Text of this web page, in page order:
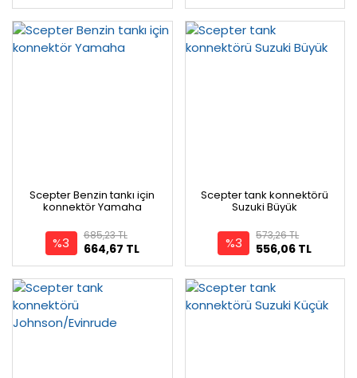
Scepter Benzin tankı için
konnektör Yamaha
%3 664,67 TL
685,23 TL
Scepter tank konnektörü
Suzuki Büyük
%3 556,06 TL
573,26 TL